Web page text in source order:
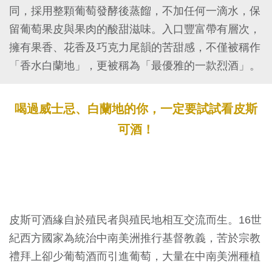
同，採用整顆葡萄發酵後蒸餾，不加任何一滴水，保
留葡萄果皮與果肉的酸甜滋味。入口豐富帶有層次，
擁有果香、花香及巧克力尾韻的苦甜感，不僅被稱作
「香水白蘭地」，更被稱為「最優雅的一款烈酒」。
喝過威士忌、白蘭地的你，一定要試試看皮斯
可酒！
皮斯可酒緣自於殖民者與殖民地相互交流而生。16世
紀西方國家為統治中南美洲推行基督教義，苦於宗教
禮拜上卻少葡萄酒而引進葡萄，大量在中南美洲種植